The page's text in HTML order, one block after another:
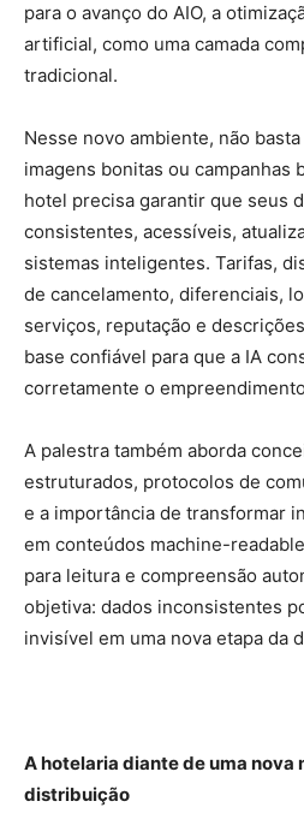
para o avanço do AIO, a
artificial, como uma camada
tradicional.
Nesse novo ambiente, não
imagens bonitas ou campanhas
hotel precisa garantir que seus
consistentes, acessíveis,
sistemas inteligentes. Tarifas,
de cancelamento, diferenciais,
serviços, reputação e
base confiável para que a IA
corretamente o
A palestra também aborda
estruturados, protocolos de
e a importância de transformar
em conteúdos machine-
para leitura e compreensão
objetiva: dados inconsistentes
invisível em uma nova etapa da
A hotelaria diante de uma nova
distribuição